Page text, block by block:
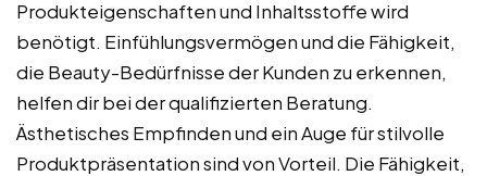
Produkteigenschaften und Inhaltsstoffe wird
benötigt. Einfühlungsvermögen und die Fähigkeit,
die Beauty-Bedürfnisse der Kunden zu erkennen,
helfen dir bei der qualifizierten Beratung.
Ästhetisches Empfinden und ein Auge für stilvolle
Produktpräsentation sind von Vorteil. Die Fähigkeit,